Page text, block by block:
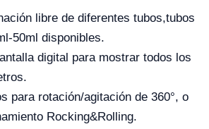
libre de diferentes tubos,tubos
50ml disponibles.
digital para mostrar todos los
para rotación/agitación de 360°, o
Rocking&Rolling.